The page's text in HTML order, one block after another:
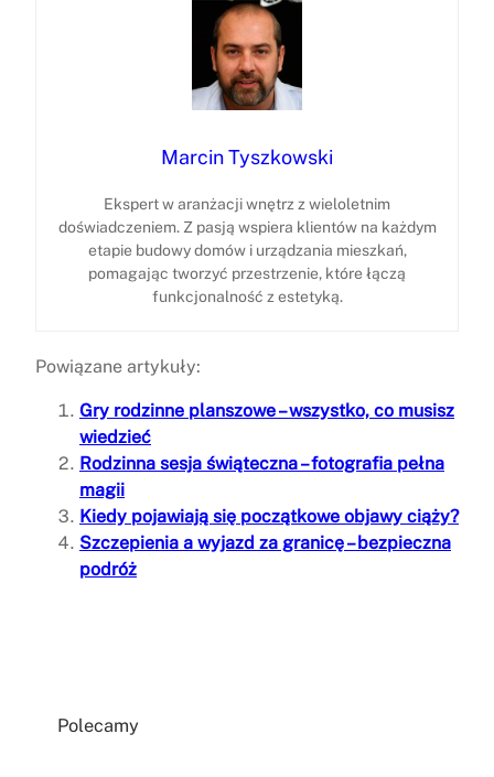
Marcin Tyszkowski
Ekspert w aranżacji wnętrz z wieloletnim
doświadczeniem. Z pasją wspiera klientów na każdym
etapie budowy domów i urządzania mieszkań,
pomagając tworzyć przestrzenie, które łączą
funkcjonalność z estetyką.
Powiązane artykuły:
Gry rodzinne planszowe – wszystko, co musisz
wiedzieć
Rodzinna sesja świąteczna – fotografia pełna
magii
Kiedy pojawiają się początkowe objawy ciąży?
Szczepienia a wyjazd za granicę – bezpieczna
podróż
Polecamy